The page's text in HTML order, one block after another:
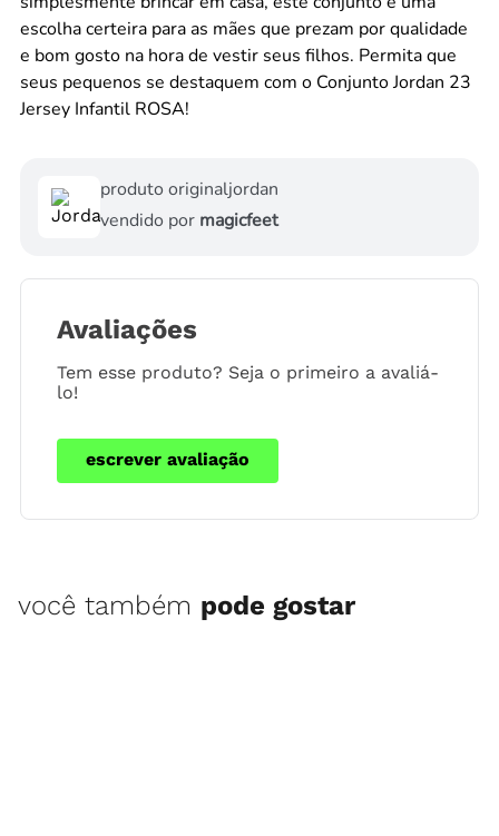
escolha certeira para as mães que prezam por qualidade
e bom gosto na hora de vestir seus filhos. Permita que
seus pequenos se destaquem com o Conjunto Jordan 23
Jersey Infantil ROSA!
produto originaljordan
vendido por magicfeet
Avaliações
Tem esse produto? Seja o primeiro a avaliá-
lo!
escrever avaliação
você também pode gostar